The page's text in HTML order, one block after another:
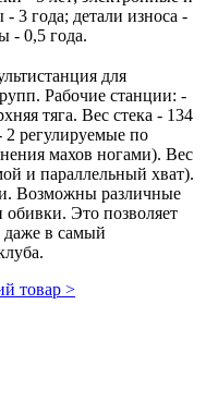
3 года; детали износа -
- 0,5 года.
для
Рабочие станции: -
тяга. Вес стека - 134
2 регулируемые по
махов ногами). Вес
и параллельный хват).
Возможны различные
Это позволяет
даже в самый
товар >